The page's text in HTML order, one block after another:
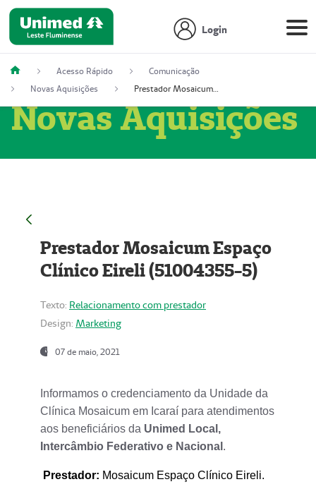
Login
Acesso Rápido
Comunicação
Novas Aquisições
Prestador Mosaicum Espaço Clínico Eireli (51004355-5)
Novas Aquisições
Prestador Mosaicum Espaço
Clínico Eireli (51004355-5)
Texto: Relacionamento com prestador
Design: Marketing
07 de maio, 2021
Informamos o credenciamento da Unidade da
Clínica Mosaicum em Icaraí para atendimentos
aos beneficiários da Unimed Local,
Intercâmbio Federativo e Nacional .
Prestador: Mosaicum Espaço Clínico Eireli.